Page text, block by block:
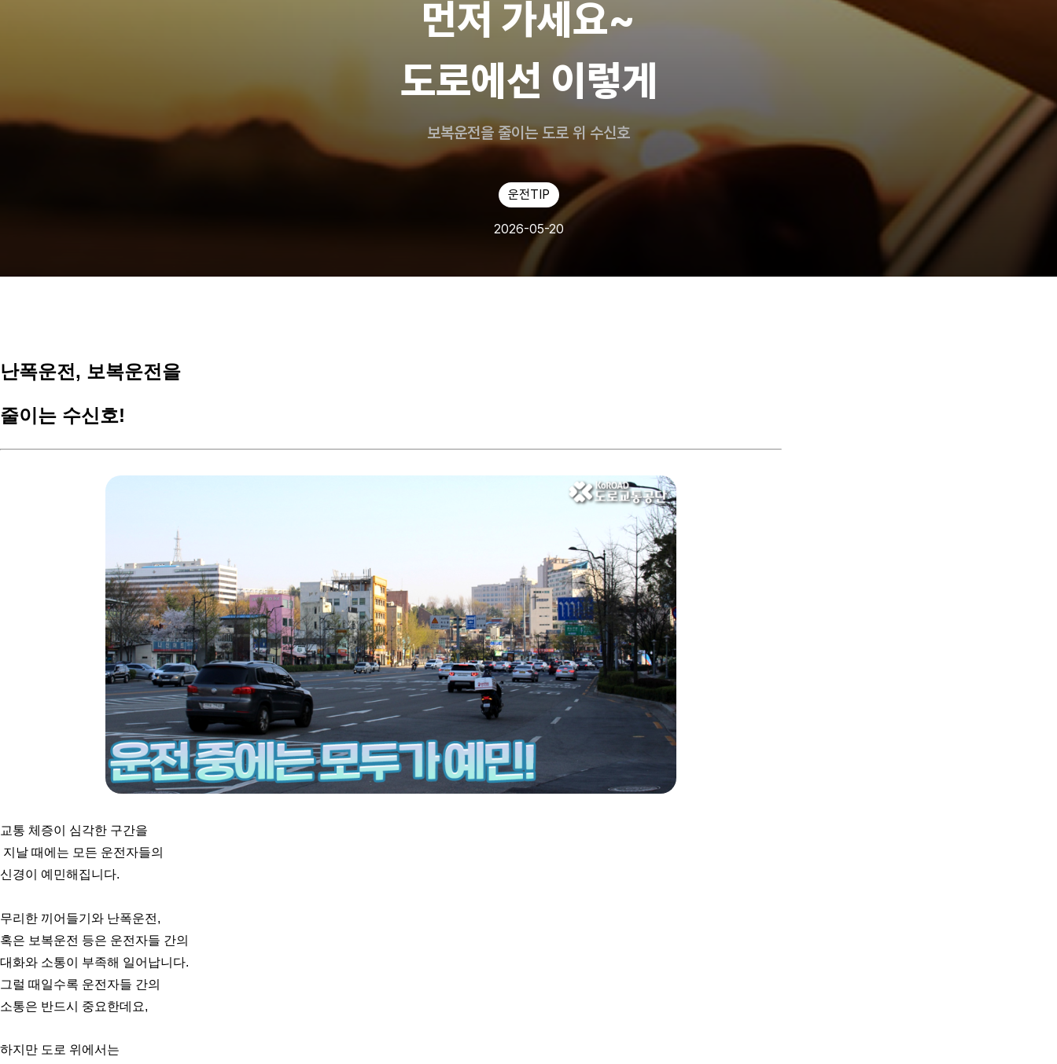
먼저 가세요~
도로에선 이렇게
보복운전을 줄이는 도로 위 수신호
운전TIP
2026-05-20
난폭운전, 보복운전을
줄이는 수신호!
교통 체증이 심각한 구간을
지날 때에는 모든 운전자들의
신경이 예민해집니다.
무리한 끼어들기와 난폭운전,
혹은 보복운전 등은 운전자들 간의
대화와 소통이 부족해 일어납니다.
그럴 때일수록 운전자들 간의
소통은 반드시 중요한데요,
하지만 도로 위에서는